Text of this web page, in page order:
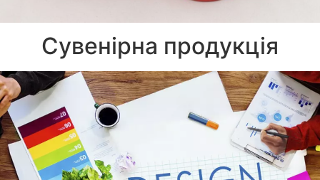
Сувенірна продукція